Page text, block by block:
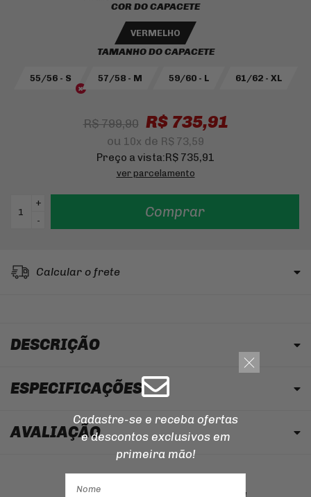
COR DO CAPACETE
VERMELHO
TAMANHO DO CAPACETE
55/56 - S 57/58 - M 59/60 - L 61/62 - XL
R$ 799,90 R$ 735,91
ou 10x de R$ 73,59
Preço a vista:R$ 735,91
ver parcelamento
+
-
Comprar
Calcular o frete
DESCRIÇÃO
ESPECIFICAÇÕES
AVALIAÇÃO
Cadastre-se e receba ofertas
e descontos exclusivos em
primeira mão!